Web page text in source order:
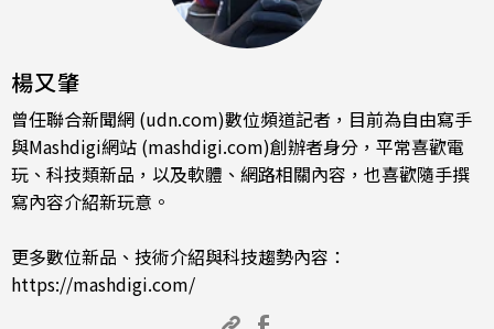
楊又肇
曾任聯合新聞網 (udn.com)數位頻道記者，目前為自由寫手
與Mashdigi網站 (mashdigi.com)創辦者身分，平常喜歡電
玩、科技類新品，以及軟體、網路相關內容，也喜歡隨手撰
寫內容介紹新玩意。
更多數位新品、技術介紹與科技趨勢內容：
https://mashdigi.com/